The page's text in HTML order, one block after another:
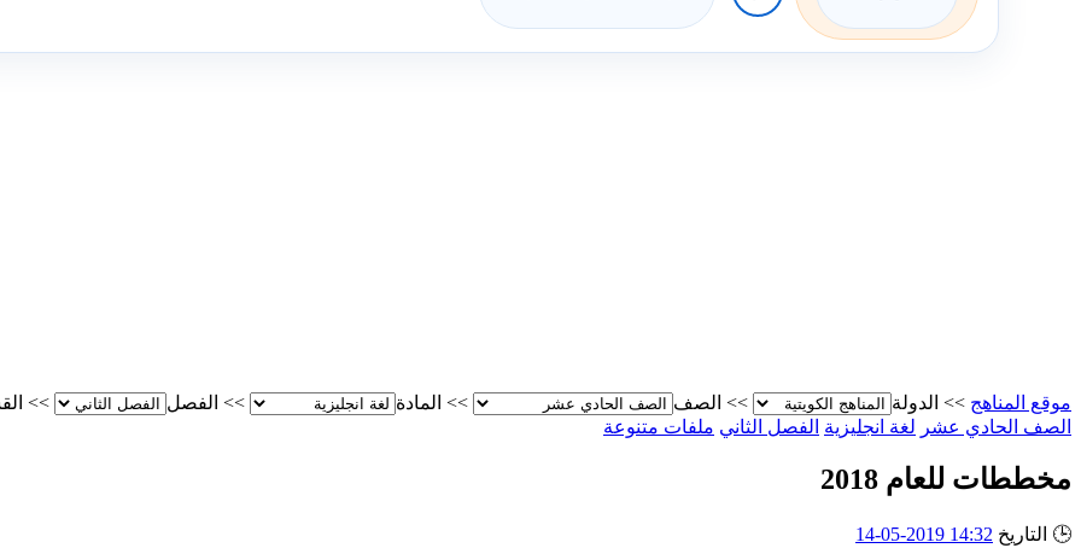
موقع المناهج >> الدولة >> الصف >> المادة >> الفصل >>
الصف الحادي عشر لغة انجليزية الفصل الثاني ملفات متنوعة
مخططات للعام 2018
🕒 التاريخ 14:32 2019-05-14